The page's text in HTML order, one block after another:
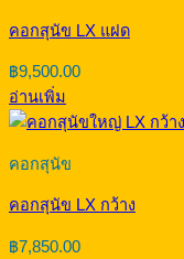
คอกสุนัข LX แฝด
฿9,500.00
อ่านเพิ่ม
คอกสุนัข
คอกสุนัข LX กว้าง
฿7,850.00